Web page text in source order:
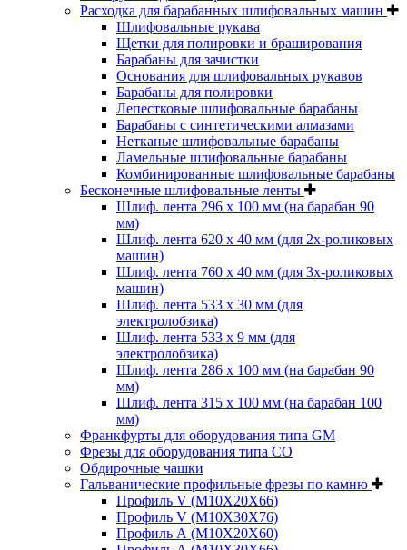
Расходка для барабанных шлифовальных машин
Шлифовальные рукава
Щетки для полировки и браширования
Барабаны для зачистки
Основания для шлифовальных рукавов
Барабаны для полировки
Лепестковые шлифовальные барабаны
Барабаны с синтетическими алмазами
Нетканые шлифовальные барабаны
Ламельные шлифовальные барабаны
Комбинированные шлифовальные барабаны
Бесконечные шлифовальные ленты
Шлиф. лента 296 х 100 мм (на барабан 90
мм)
Шлиф. лента 620 х 40 мм (для 2х-роликовых
машин)
Шлиф. лента 760 х 40 мм (для 3х-роликовых
машин)
Шлиф. лента 533 х 30 мм (для
электролобзика)
Шлиф. лента 533 х 9 мм (для
электролобзика)
Шлиф. лента 286 х 100 мм (на барабан 90
мм)
Шлиф. лента 315 х 100 мм (на барабан 100
мм)
Франкфурты для оборудования типа GM
Фрезы для оборудования типа СО
Обдирочные чашки
Гальванические профильные фрезы по камню
Профиль V (M10X20X66)
Профиль V (M10X30X76)
Профиль А (М10Х20Х60)